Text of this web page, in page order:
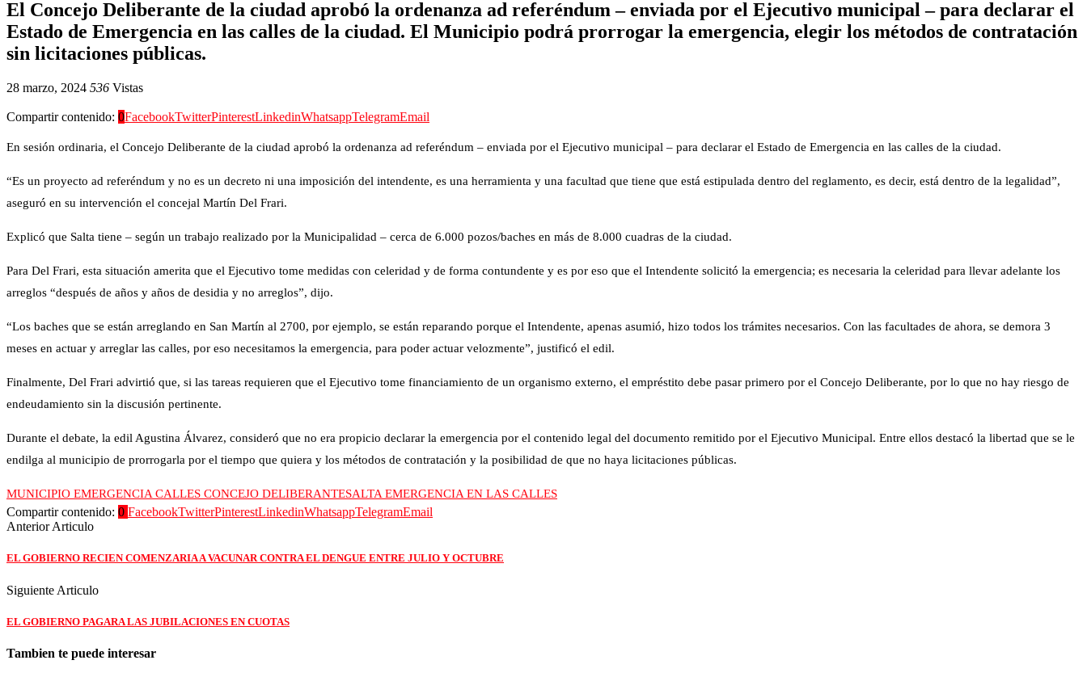
El Concejo Deliberante de la ciudad aprobó la ordenanza ad referéndum – enviada por el Ejecutivo municipal – para declarar el
Estado de Emergencia en las calles de la ciudad. El Municipio podrá prorrogar la emergencia, elegir los métodos de contratación
sin licitaciones públicas.
28 marzo, 2024 536 Vistas
Compartir contenido: 0FacebookTwitterPinterestLinkedinWhatsappTelegramEmail
En sesión ordinaria, el Concejo Deliberante de la ciudad aprobó la ordenanza ad referéndum – enviada por el Ejecutivo municipal – para declarar el Estado de Emergencia en las calles de la ciudad.
“Es un proyecto ad referéndum y no es un decreto ni una imposición del intendente, es una herramienta y una facultad que tiene que está estipulada dentro del reglamento, es decir, está dentro de la legalidad”,
aseguró en su intervención el concejal Martín Del Frari.
Explicó que Salta tiene – según un trabajo realizado por la Municipalidad – cerca de 6.000 pozos/baches en más de 8.000 cuadras de la ciudad.
Para Del Frari, esta situación amerita que el Ejecutivo tome medidas con celeridad y de forma contundente y es por eso que el Intendente solicitó la emergencia; es necesaria la celeridad para llevar adelante los
arreglos “después de años y años de desidia y no arreglos”, dijo.
“Los baches que se están arreglando en San Martín al 2700, por ejemplo, se están reparando porque el Intendente, apenas asumió, hizo todos los trámites necesarios. Con las facultades de ahora, se demora 3
meses en actuar y arreglar las calles, por eso necesitamos la emergencia, para poder actuar velozmente”, justificó el edil.
Finalmente, Del Frari advirtió que, si las tareas requieren que el Ejecutivo tome financiamiento de un organismo externo, el empréstito debe pasar primero por el Concejo Deliberante, por lo que no hay riesgo de
endeudamiento sin la discusión pertinente.
Durante el debate, la edil Agustina Álvarez, consideró que no era propicio declarar la emergencia por el contenido legal del documento remitido por el Ejecutivo Municipal. Entre ellos destacó la libertad que se le
endilga al municipio de prorrogarla por el tiempo que quiera y los métodos de contratación y la posibilidad de que no haya licitaciones públicas.
MUNICIPIO EMERGENCIA CALLES CONCEJO DELIBERANTESALTA EMERGENCIA EN LAS CALLES
Compartir contenido: 0 FacebookTwitterPinterestLinkedinWhatsappTelegramEmail
Anterior Articulo
EL GOBIERNO RECIEN COMENZARIA A VACUNAR CONTRA EL DENGUE ENTRE JULIO Y OCTUBRE
Siguiente Articulo
EL GOBIERNO PAGARA LAS JUBILACIONES EN CUOTAS
Tambien te puede interesar